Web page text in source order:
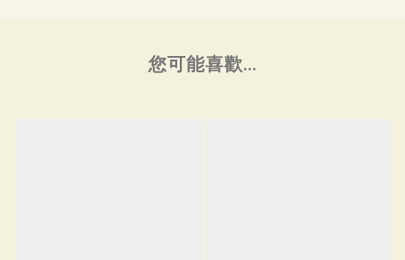
您可能喜歡...